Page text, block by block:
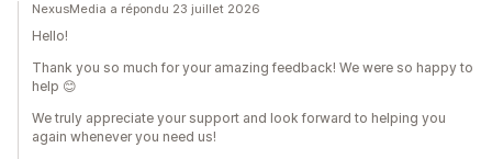
NexusMedia a répondu 23 juillet 2026
Hello!
Thank you so much for your amazing feedback! We were so happy to
help 😊
We truly appreciate your support and look forward to helping you
again whenever you need us!